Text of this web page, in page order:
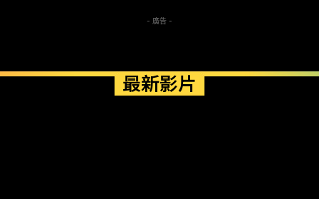
- 廣告 -
最新影片